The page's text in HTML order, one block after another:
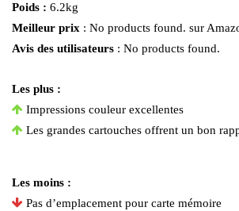
Poids : 6.2kg
Meilleur prix : No products found. sur
Avis des utilisateurs : No products found.
Les plus :
Impressions couleur excellentes
Les grandes cartouches offrent un bon
Les moins :
Pas d’emplacement pour carte mémoire